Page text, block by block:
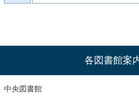
各図書館案
中央図書館